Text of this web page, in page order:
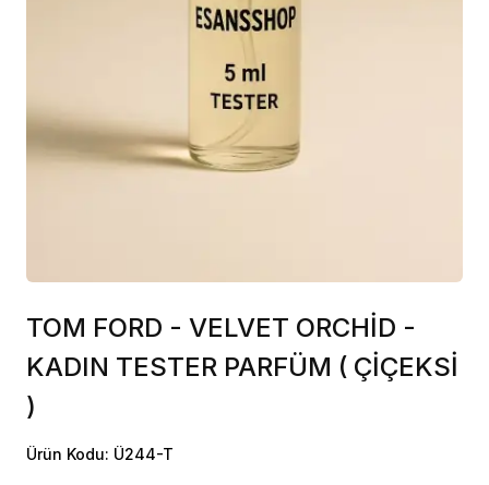
TOM FORD - VELVET ORCHİD -
KADIN TESTER PARFÜM ( ÇİÇEKSİ
)
Ürün Kodu: Ü244-T